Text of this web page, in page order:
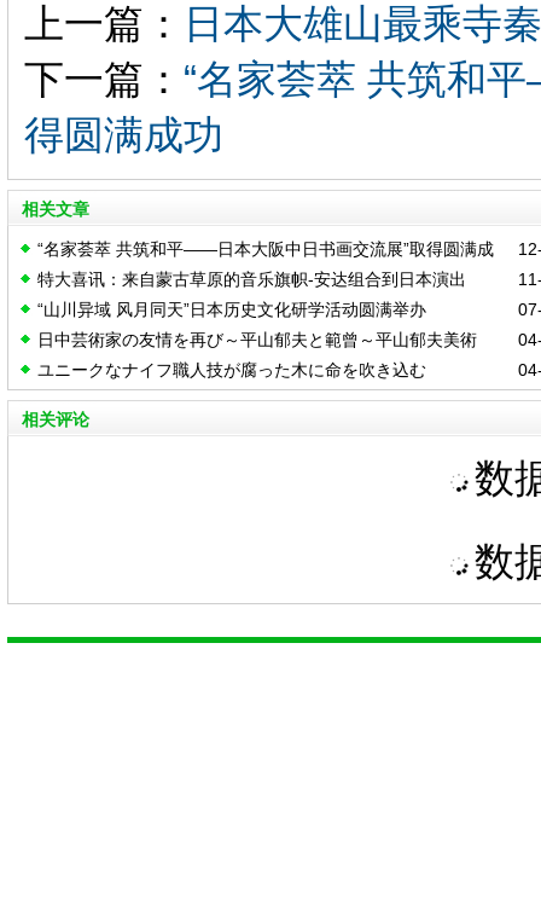
上一篇： 日本大雄山最乘寺
下一篇： “名家荟萃 共筑和
得圆满成功
相关文章
“名家荟萃 共筑和平——日本大阪中日书画交流展”取得圆满成
功
特大喜讯：来自蒙古草原的音乐旗帜-安达组合到日本演出
“山川异域 风月同天”日本历史文化研学活动圆满举办
日中芸術家の友情を再び～平山郁夫と範曾～平山郁夫美術
館 館長 平山助成さん
ユニークなナイフ職人技が腐った木に命を吹き込む
相关评论
数
数